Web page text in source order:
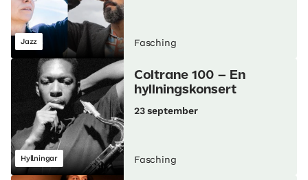
Jazz Fasching
Hyllningar
Coltrane 100 – En
hyllningskonsert
23 september
Fasching